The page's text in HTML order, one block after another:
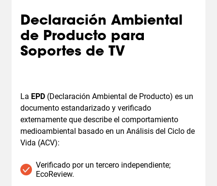
Declaración Ambiental
de Producto para
Soportes de TV
La EPD (Declaración Ambiental de Producto) es un
documento estandarizado y verificado
externamente que describe el comportamiento
medioambiental basado en un Análisis del Ciclo de
Vida (ACV):
Verificado por un tercero independiente;
EcoReview.